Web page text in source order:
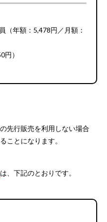
年額：5,478円／月額：
）
先行販売を利用しない場合
ことになります。
は、下記のとおりです。